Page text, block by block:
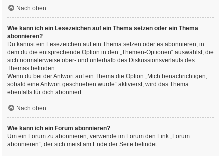
Nach oben
Wie kann ich ein Lesezeichen auf ein Thema setzen oder ein Thema
abonnieren?
Du kannst ein Lesezeichen auf ein Thema setzen oder es abonnieren, in
dem du die entsprechende Option in den „Themen-Optionen“ auswählst, die
sich normalerweise ober- und unterhalb des Diskussionsverlaufs des
Themas befinden.
Wenn du bei der Antwort auf ein Thema die Option „Mich benachrichtigen,
sobald eine Antwort geschrieben wurde“ aktivierst, wird das Thema
ebenfalls für dich abonniert.
Nach oben
Wie kann ich ein Forum abonnieren?
Um ein Forum zu abonnieren, verwende im Forum den Link „Forum
abonnieren“, der sich meist am Ende der Seite befindet.